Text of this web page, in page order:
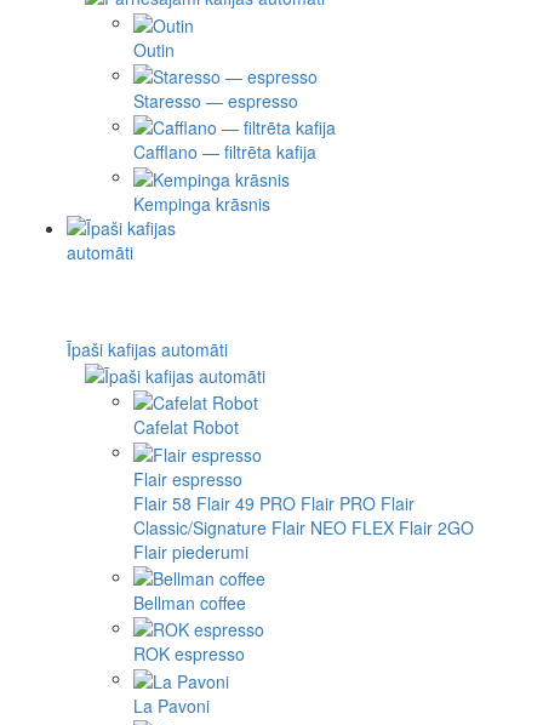
Outin
Staresso — espresso
Cafflano — filtrēta kafija
Kempinga krāsnis
Īpaši kafijas automāti
Cafelat Robot
Flair espresso
Flair 58 Flair 49 PRO Flair PRO Flair
Classic/Signature Flair NEO FLEX Flair 2GO
Flair piederumi
Bellman coffee
ROK espresso
La Pavoni